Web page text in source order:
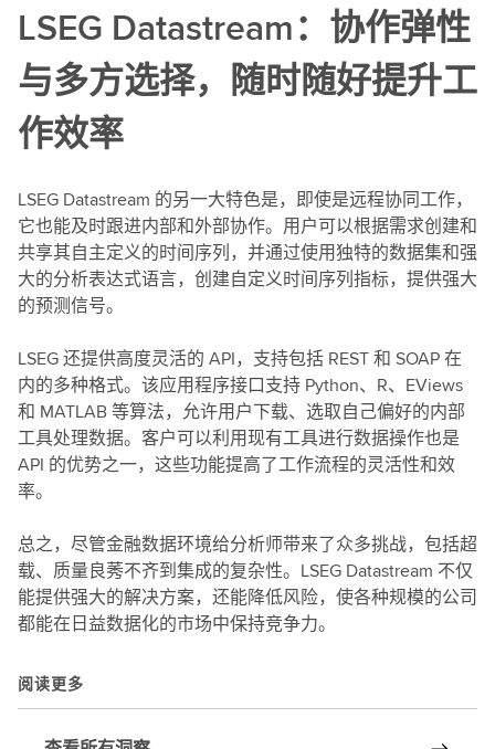
LSEG Datastream：协作弹性
与多方选择，随时随好提升工
作效率
LSEG Datastream 的另一大特色是，即使是远程协同工作，
它也能及时跟进内部和外部协作。用户可以根据需求创建和
共享其自主定义的时间序列，并通过使用独特的数据集和强
大的分析表达式语言，创建自定义时间序列指标，提供强大
的预测信号。
LSEG 还提供高度灵活的 API，支持包括 REST 和 SOAP 在
内的多种格式。该应用程序接口支持 Python、R、EViews
和 MATLAB 等算法，允许用户下载、选取自己偏好的内部
工具处理数据。客户可以利用现有工具进行数据操作也是
API 的优势之一，这些功能提高了工作流程的灵活性和效
率。
总之，尽管金融数据环境给分析师带来了众多挑战，包括超
载、质量良莠不齐到集成的复杂性。LSEG Datastream 不仅
能提供强大的解决方案，还能降低风险，使各种规模的公司
都能在日益数据化的市场中保持竞争力。
阅读更多